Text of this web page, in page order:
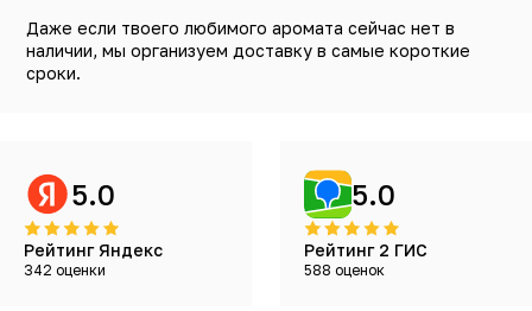
Даже если твоего любимого аромата сейчас нет в
наличии, мы организуем доставку в самые короткие
сроки.
5.0
Рейтинг Яндекс
342 оценки
5.0
Рейтинг 2 ГИС
588 оценок